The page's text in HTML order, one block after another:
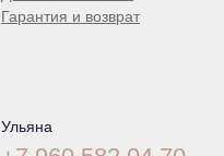
Гарантия и возврат
Ульяна